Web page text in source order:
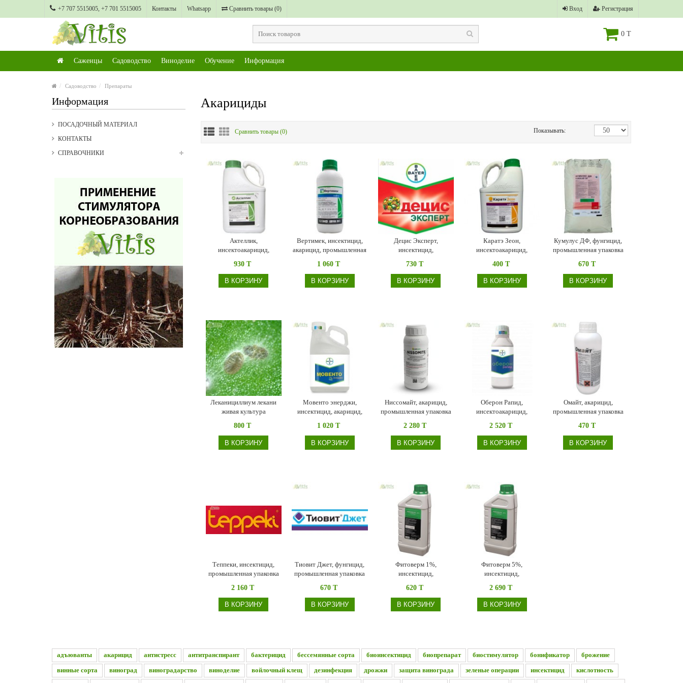
+7 707 5515005, +7 701 5515005 Контакты Whatsapp Сравнить товары (0) Вход Регистрация
0 T
Саженцы Садоводство Виноделие Обучение Информация
Садоводство Препараты
Информация
ПОСАДОЧНЫЙ МАТЕРИАЛ
КОНТАКТЫ
СПРАВОЧНИКИ
Акарициды
Сравнить товары (0) Показывать:
Актеллик,
инсектоакарицид,
930 T
В КОРЗИНУ
Вертимек, инсектицид,
акарицид, промышленная
1 060 T
В КОРЗИНУ
Децис Эксперт,
инсектицид,
730 T
В КОРЗИНУ
Каратэ Зеон,
инсектоакарицид,
400 T
В КОРЗИНУ
Кумулус ДФ, фунгицид,
промышленная упаковка
670 T
В КОРЗИНУ
Леканициллиум лекани
живая культура
800 T
В КОРЗИНУ
Мовенто энерджи,
инсектицид, акарицид,
(Bayer)
1 020 T
В КОРЗИНУ
Ниссомайт, акарицид,
промышленная упаковка
2 280 T
В КОРЗИНУ
Оберон Рапид,
инсектоакарицид,
2 520 T
В КОРЗИНУ
Омайт, акарицид,
промышленная упаковка
470 T
В КОРЗИНУ
Теппеки, инсектицид,
промышленная упаковка
2 160 T
В КОРЗИНУ
Тиовит Джет, фунгицид,
промышленная упаковка
670 T
В КОРЗИНУ
Фитоверм 1%,
инсектицид,
620 T
В КОРЗИНУ
Фитоверм 5%,
инсектицид,
2 690 T
В КОРЗИНУ
адъюванты акарицид антистресс антитранспирант бактерицид бессемянные сорта биоинсектицид биопрепарат биостимулятор бонификатор
брожение
винные сорта
виноград виноградарство виноделие войлочный клещ дезинфекция дрожжи защита винограда зеленые операции инсектицид
кислотность